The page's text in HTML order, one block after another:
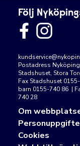
Följ
Postadress
Stadshuset, Stora
Fax Stadshuset
barn 0155-740 86 |
740 28
Om
Cookies